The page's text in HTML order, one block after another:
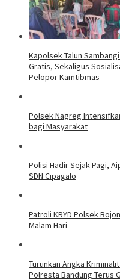
Kapolsek Talun
Gratis, Sekaligus
Pelopor Kamtibmas
Polsek Nagreg
bagi Masyarakat
Polisi Hadir Sejak Pagi,
SDN Cipagalo
Patroli KRYD Polsek
Malam Hari
Turunkan Angka
Polresta Bandung Terus